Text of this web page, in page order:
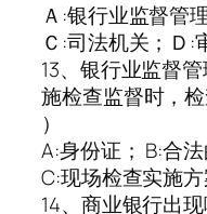
Ａ:银行业监督管
Ｃ:司法机关；Ｄ:
13、银行业监督
施检查监督时，
）
A:身份证； B:合法
C:现场检查实施方
14、商业银行出